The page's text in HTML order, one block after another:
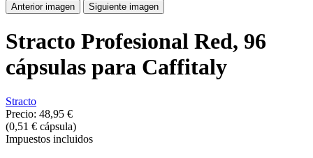
Anterior imagen Siguiente imagen
Stracto Profesional Red, 96
cápsulas para Caffitaly
Stracto
Precio: 48,95 €
(0,51 € cápsula)
Impuestos incluidos